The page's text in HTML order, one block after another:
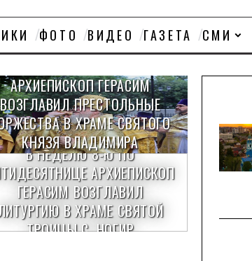
ФОТО ВИДЕО ГАЗЕТА СМИ
АРХИЕПИСКОП ГЕРАСИМ
ВОЗГЛАВИЛ ПРЕСТОЛЬНЫЕ
В ХРАМЕ СВЯТОГО
КНЯЗЯ ВЛАДИМИРА
В НЕДЕЛЮ 8-Ю ПО
АРХИЕПИСКОП
ГЕРАСИМ ВОЗГЛАВИЛ
В ХРАМЕ СВЯТОЙ
ТРОИЦЫ С. НОГИР